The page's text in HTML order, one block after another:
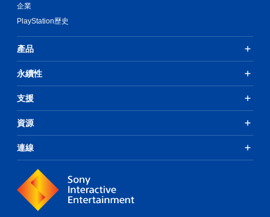
企業
PlayStation歷史
產品
永續性
支援
資源
連線